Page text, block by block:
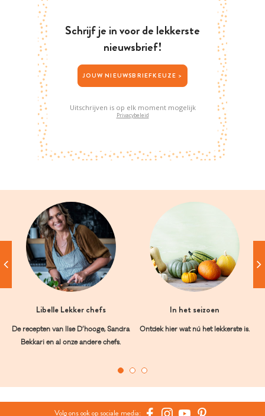
Schrijf je in voor de lekkerste
nieuwsbrief!
JOUW NIEUWSBRIEFKEUZE >
Uitschrijven is op elk moment mogelijk
Privacybeleid
Libelle Lekker chefs
De recepten van Ilse D’hooge, Sandra
Bekkari en al onze andere chefs.
In het seizoen
Ontdek hier wat nú het lekkerste is.
Volg ons ook op sociale media: